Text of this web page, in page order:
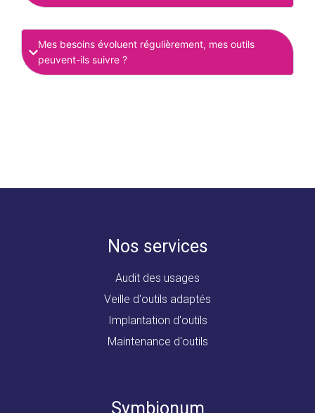
Mes besoins évoluent régulièrement, mes outils
peuvent-ils suivre ?
Nos services
Audit des usages
Veille d'outils adaptés
Implantation d'outils
Maintenance d'outils
Symbionum